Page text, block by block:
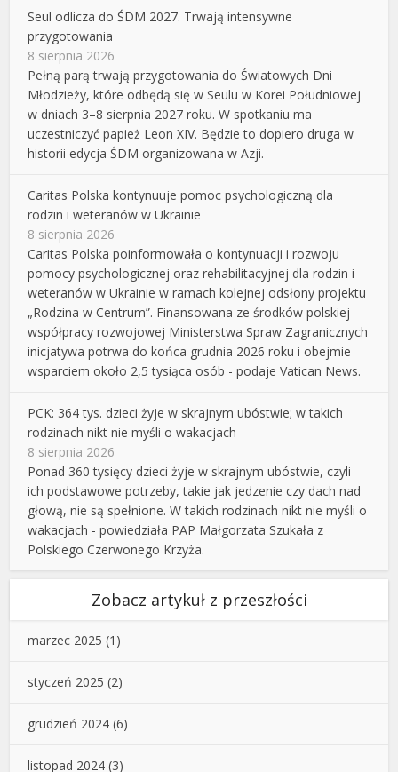
Seul odlicza do ŚDM 2027. Trwają intensywne
przygotowania
8 sierpnia 2026
Pełną parą trwają przygotowania do Światowych Dni
Młodzieży, które odbędą się w Seulu w Korei Południowej
w dniach 3–8 sierpnia 2027 roku. W spotkaniu ma
uczestniczyć papież Leon XIV. Będzie to dopiero druga w
historii edycja ŚDM organizowana w Azji.
Caritas Polska kontynuuje pomoc psychologiczną dla
rodzin i weteranów w Ukrainie
8 sierpnia 2026
Caritas Polska poinformowała o kontynuacji i rozwoju
pomocy psychologicznej oraz rehabilitacyjnej dla rodzin i
weteranów w Ukrainie w ramach kolejnej odsłony projektu
„Rodzina w Centrum”. Finansowana ze środków polskiej
współpracy rozwojowej Ministerstwa Spraw Zagranicznych
inicjatywa potrwa do końca grudnia 2026 roku i obejmie
wsparciem około 2,5 tysiąca osób - podaje Vatican News.
PCK: 364 tys. dzieci żyje w skrajnym ubóstwie; w takich
rodzinach nikt nie myśli o wakacjach
8 sierpnia 2026
Ponad 360 tysięcy dzieci żyje w skrajnym ubóstwie, czyli
ich podstawowe potrzeby, takie jak jedzenie czy dach nad
głową, nie są spełnione. W takich rodzinach nikt nie myśli o
wakacjach - powiedziała PAP Małgorzata Szukała z
Polskiego Czerwonego Krzyża.
Zobacz artykuł z przeszłości
marzec 2025 (1)
styczeń 2025 (2)
grudzień 2024 (6)
listopad 2024 (3)